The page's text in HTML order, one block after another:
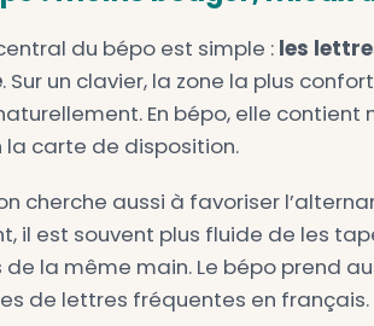
préliminaire apparaît en
de figer la disposition.
dans l’écosystème
créée en2014
important arrive en2019
amélioré. Cette
: ce n’est plus seulement